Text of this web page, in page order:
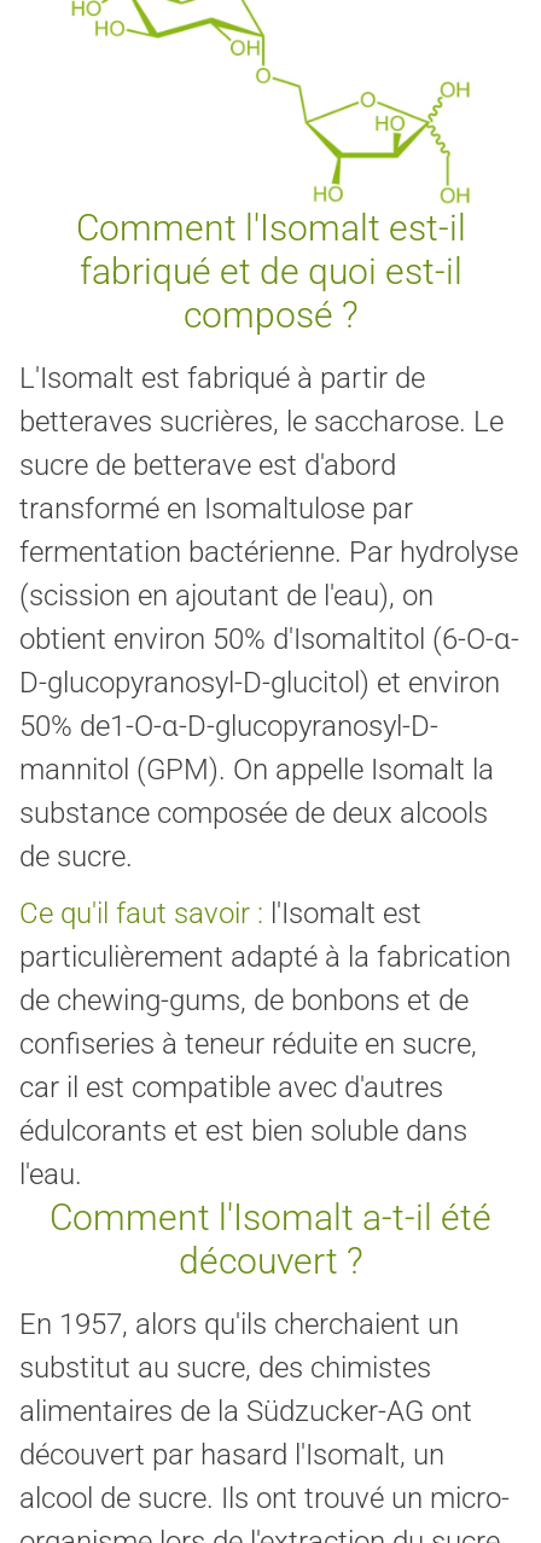
Comment l'Isomalt est-il
fabriqué et de quoi est-il
composé ?
L'Isomalt est fabriqué à partir de
betteraves sucrières, le saccharose. Le
sucre de betterave est d'abord
transformé en Isomaltulose par
fermentation bactérienne. Par hydrolyse
(scission en ajoutant de l'eau), on
obtient environ 50% d'Isomaltitol (6-O-α-
D-glucopyranosyl-D-glucitol) et environ
50% de1-O-α-D-glucopyranosyl-D-
mannitol (GPM). On appelle Isomalt la
substance composée de deux alcools
de sucre.
Ce qu'il faut savoir : l'Isomalt est
particulièrement adapté à la fabrication
de chewing-gums, de bonbons et de
confiseries à teneur réduite en sucre,
car il est compatible avec d'autres
édulcorants et est bien soluble dans
l'eau.
Comment l'Isomalt a-t-il été
découvert ?
En 1957, alors qu'ils cherchaient un
substitut au sucre, des chimistes
alimentaires de la Südzucker-AG ont
découvert par hasard l'Isomalt, un
alcool de sucre. Ils ont trouvé un micro-